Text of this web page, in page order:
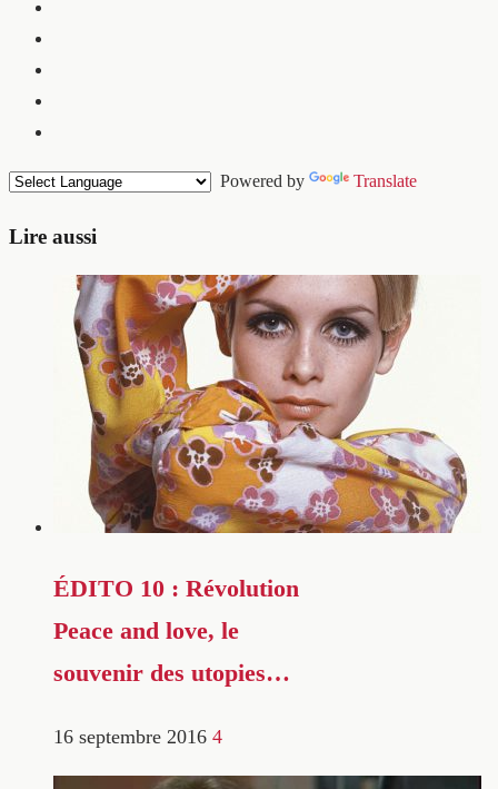
Powered by Translate
Lire aussi
ÉDITO 10 : Révolution
Peace and love, le
souvenir des utopies…
16 septembre 2016 4